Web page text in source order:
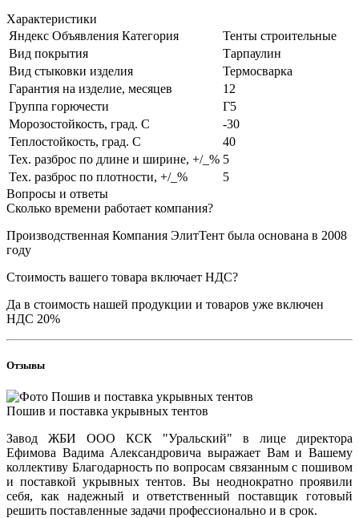
Характеристики
Яндекс Объявления Категория
Тенты строительные
Вид покрытия
Тарпаулин
Вид стыковки изделия
Термосварка
Гарантия на изделие, месяцев
12
Группа горючести
Г5
Морозостойкость, град. С
-30
Теплостойкость, град. С
40
Тех. разброс по длине и ширине, +/_% 5
Тех. разброс по плотности, +/_%
5
Вопросы и ответы
Сколько времени работает компания?
Производственная Компания ЭлитТент была основана в 2008
году
Стоимость вашего товара включает НДС?
Да в стоимость нашей продукции и товаров уже включен
НДС 20%
Отзывы
Пошив и поставка укрывных тентов
Завод ЖБИ ООО КСК "Уральский" в лице директора
Ефимова Вадима Александровича выражает Вам и Вашему
коллективу Благодарность по вопросам связанным с пошивом
и поставкой укрывных тентов. Вы неоднократно проявили
себя, как надежный и ответственный поставщик готовый
решить поставленные задачи профессионально и в срок.